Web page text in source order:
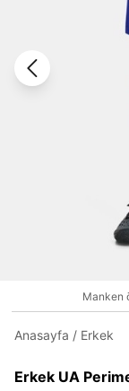
Manken
Anasayfa / Erkek
Erkek UA
Giriş